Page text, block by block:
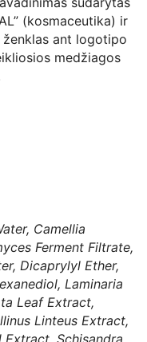
(kosmaceutika) ir
ženklas ant logotipo
medžiagos
Camellia
Ferment Filtrate,
Dicaprylyl Ether,
Laminaria
Leaf Extract,
Linteus Extract,
Schisandra